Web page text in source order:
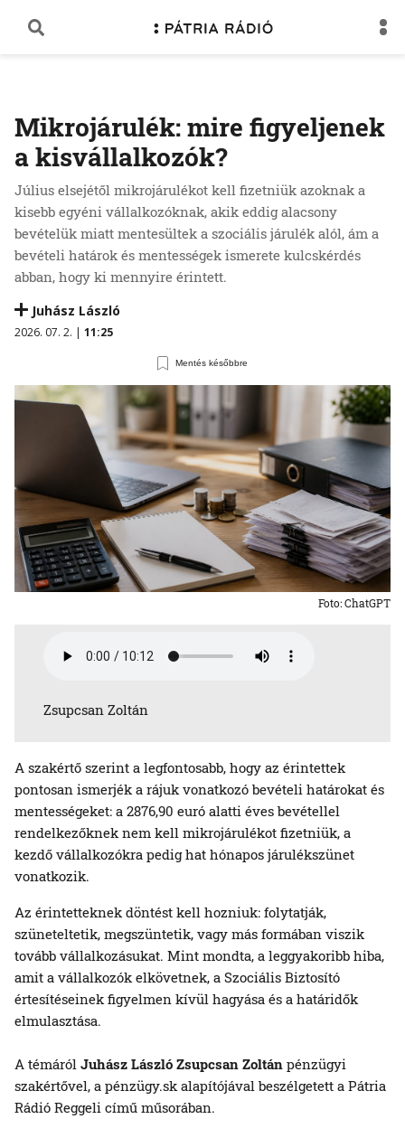
Mikrojárulék: mire figyeljenek
a kisvállalkozók?
Július elsejétől mikrojárulékot kell fizetniük azoknak a
kisebb egyéni vállalkozóknak, akik eddig alacsony
bevételük miatt mentesültek a szociális járulék alól, ám a
bevételi határok és mentességek ismerete kulcskérdés
abban, hogy ki mennyire érintett.
Juhász László
2026. 07. 2. | 11:25
Mentés későbbre
Foto: ChatGPT
Zsupcsan Zoltán
A szakértő szerint a legfontosabb, hogy az érintettek
pontosan ismerjék a rájuk vonatkozó bevételi határokat és
mentességeket: a 2876,90 euró alatti éves bevétellel
rendelkezőknek nem kell mikrojárulékot fizetniük, a
kezdő vállalkozókra pedig hat hónapos járulékszünet
vonatkozik.
Az érintetteknek döntést kell hozniuk: folytatják,
szüneteltetik, megszüntetik, vagy más formában viszik
tovább vállalkozásukat. Mint mondta, a leggyakoribb hiba,
amit a vállalkozók elkövetnek, a Szociális Biztosító
értesítéseinek figyelmen kívül hagyása és a határidők
elmulasztása.
A témáról Juhász László Zsupcsan Zoltán pénzügyi
szakértővel, a pénzügy.sk alapítójával beszélgetett a Pátria
Rádió Reggeli című műsorában.